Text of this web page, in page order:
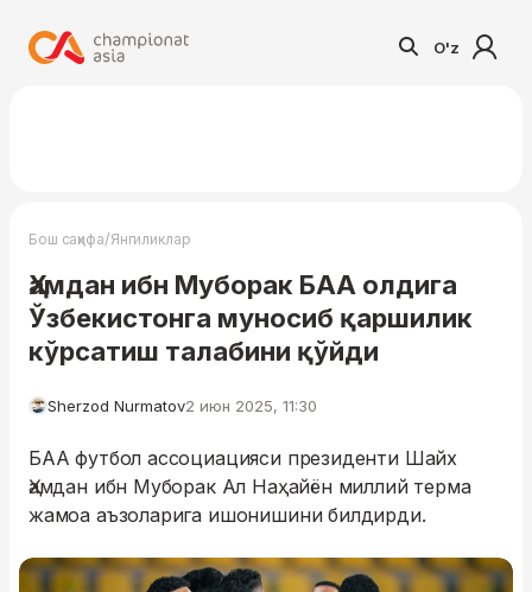
O'z
Бош саҳифа/Янгиликлар
Ҳамдан ибн Муборак БАА олдига
Ўзбекистонга муносиб қаршилик
кўрсатиш талабини қўйди
Sherzod Nurmatov2 июн 2025, 11:30
БАА футбол ассоциацияси президенти Шайх
Ҳамдан ибн Муборак Ал Наҳайён миллий терма
жамоа аъзоларига ишонишини билдирди.